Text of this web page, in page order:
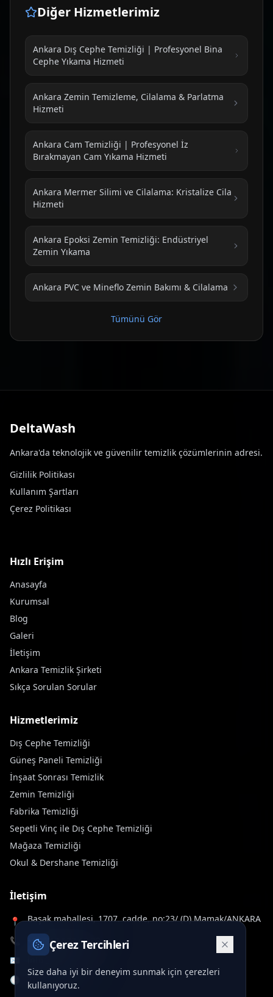
Diğer Hizmetlerimiz
Ankara Dış Cephe Temizliği | Profesyonel Bina
Cephe Yıkama Hizmeti
Ankara Zemin Temizleme, Cilalama & Parlatma
Hizmeti
Ankara Cam Temizliği | Profesyonel İz
Bırakmayan Cam Yıkama Hizmeti
Ankara Mermer Silimi ve Cilalama: Kristalize Cila
Hizmeti
Ankara Epoksi Zemin Temizliği: Endüstriyel
Zemin Yıkama
Ankara PVC ve Mineflo Zemin Bakımı & Cilalama
Tümünü Gör
DeltaWash
Ankara'da teknolojik ve güvenilir temizlik çözümlerinin adresi.
Gizlilik Politikası
Kullanım Şartları
Çerez Politikası
Hızlı Erişim
Anasayfa
Kurumsal
Blog
Galeri
İletişim
Ankara Temizlik Şirketi
Sıkça Sorulan Sorular
Hizmetlerimiz
Dış Cephe Temizliği
Güneş Paneli Temizliği
İnşaat Sonrası Temizlik
Zemin Temizliği
Fabrika Temizliği
Sepetli Vinç ile Dış Cephe Temizliği
Mağaza Temizliği
Okul & Dershane Temizliği
İletişim
📍
Başak mahallesi, 1707. cadde, no:23/ (D) Mamak/ANKARA
📞
+90 312 577 60 32
✉️
🕒
7/24 Hizmet
Çerez Tercihleri
Size daha iyi bir deneyim sunmak için çerezleri
kullanıyoruz.